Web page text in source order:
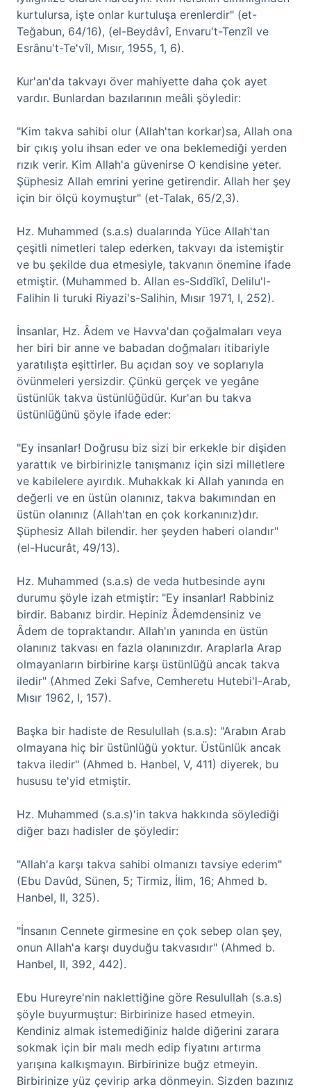
kurtulursa, işte onlar kurtuluşa erenlerdir" (et-
Teğabun, 64/16), (el-Beydâvî, Envaru't-Tenzîl ve
Esrânu't-Te'vîl, Mısır, 1955, 1, 6).
Kur'an'da takvayı över mahiyette daha çok ayet
vardır. Bunlardan bazılarının meâli şöyledir:
"Kim takva sahibi olur (Allah'tan korkar)sa, Allah ona
bir çıkış yolu ihsan eder ve ona beklemediği yerden
rızık verir. Kim Allah'a güvenirse O kendisine yeter.
Şüphesiz Allah emrini yerine getirendir. Allah her şey
için bir ölçü koymuştur" (et-Talak, 65/2,3).
Hz. Muhammed (s.a.s) dualarında Yüce Allah'tan
çeşitli nimetleri talep ederken, takvayı da istemiştir
ve bu şekilde dua etmesiyle, takvanın önemine ifade
etmiştir. (Muhammed b. Allan es-Sıddîkî, Delilu'l-
Falihin li turuki Riyazi's-Salihin, Mısır 1971, I, 252).
İnsanlar, Hz. Âdem ve Havva'dan çoğalmaları veya
her biri bir anne ve babadan doğmaları itibariyle
yaratılışta eşittirler. Bu açıdan soy ve soplarıyla
övünmeleri yersizdir. Çünkü gerçek ve yegâne
üstünlük takva üstünlüğüdür. Kur'an bu takva
üstünlüğünü şöyle ifade eder:
"Ey insanlar! Doğrusu biz sizi bir erkekle bir dişiden
yarattık ve birbirinizle tanışmanız için sizi milletlere
ve kabilelere ayırdık. Muhakkak ki Allah yanında en
değerli ve en üstün olanınız, takva bakımından en
üstün olanınız (Allah'tan en çok korkanınız)dır.
Şüphesiz Allah bilendir. her şeyden haberi olandır"
(el-Hucurât, 49/13).
Hz. Muhammed (s.a.s) de veda hutbesinde aynı
durumu şöyle izah etmiştir: "Ey insanlar! Rabbiniz
birdir. Babanız birdir. Hepiniz Âdemdensiniz ve
Âdem de topraktandır. Allah'ın yanında en üstün
olanınız takvası en fazla olanınızdır. Araplarla Arap
olmayanların birbirine karşı üstünlüğü ancak takva
iledir" (Ahmed Zeki Safve, Cemheretu Hutebi'l-Arab,
Mısır 1962, I, 157).
Başka bir hadiste de Resulullah (s.a.s): "Arabın Arab
olmayana hiç bir üstünlüğü yoktur. Üstünlük ancak
takva iledir" (Ahmed b. Hanbel, V, 411) diyerek, bu
hususu te'yid etmiştir.
Hz. Muhammed (s.a.s)'in takva hakkında söylediği
diğer bazı hadisler de şöyledir:
"Allah'a karşı takva sahibi olmanızı tavsiye ederim"
(Ebu Davûd, Sünen, 5; Tirmiz, İlim, 16; Ahmed b.
Hanbel, II, 325).
"İnsanın Cennete girmesine en çok sebep olan şey,
onun Allah'a karşı duyduğu takvasıdır" (Ahmed b.
Hanbel, II, 392, 442).
Ebu Hureyre'nin naklettiğine göre Resulullah (s.a.s)
şöyle buyurmuştur: Birbirinize hased etmeyin.
Kendiniz almak istemediğiniz halde diğerini zarara
sokmak için bir malı medh edip fiyatını artırma
yarışına kalkışmayın. Birbirinize buğz etmeyin.
Birbirinize yüz çevirip arka dönmeyin. Sizden bazınız